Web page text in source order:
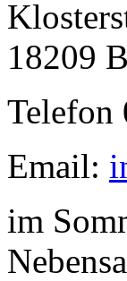
18209
Telefon
Email:
im